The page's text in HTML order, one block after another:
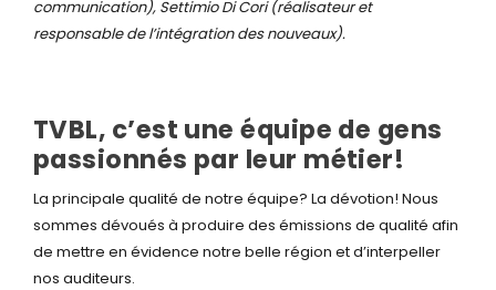
communication), Settimio Di Cori (réalisateur et
responsable de l’intégration des nouveaux).
TVBL, c’est une équipe de gens
passionnés par leur métier!
La principale qualité de notre équipe? La dévotion! Nous
sommes dévoués à produire des émissions de qualité afin
de mettre en évidence notre belle région et d’interpeller
nos auditeurs.